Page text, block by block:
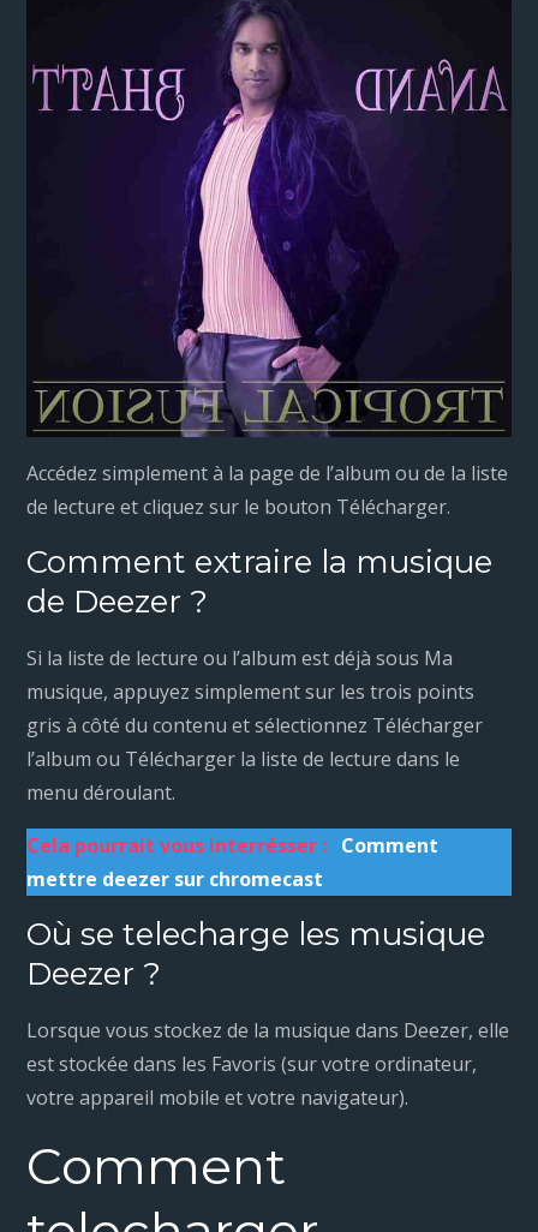
Accédez simplement à la page de l’album ou de la liste
de lecture et cliquez sur le bouton Télécharger.
Comment extraire la musique
de Deezer ?
Si la liste de lecture ou l’album est déjà sous Ma
musique, appuyez simplement sur les trois points
gris à côté du contenu et sélectionnez Télécharger
l’album ou Télécharger la liste de lecture dans le
menu déroulant.
Cela pourrait vous interrésser : Comment
mettre deezer sur chromecast
Où se telecharge les musique
Deezer ?
Lorsque vous stockez de la musique dans Deezer, elle
est stockée dans les Favoris (sur votre ordinateur,
votre appareil mobile et votre navigateur).
Comment